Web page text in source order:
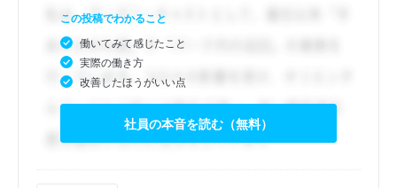
この投稿でわかること
働いてみて感じたこと
実際の働き方
改善したほうがいい点
社員の本音を読む（無料）